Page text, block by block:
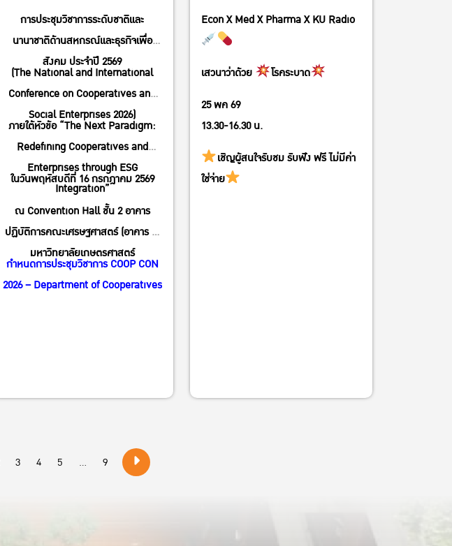
Enterprises 2026) ภายใต้หัวข้อ “The
Next Paradigm: Redefining
Cooperatives and Enterprises
through ESG Integration”
การประชุมวิชาการระดับชาติและ
นานาชาติด้านสหกรณ์และธุรกิจเพื่อ
สังคม ประจำปี 2569
(The National and International
Conference on Cooperatives and
Social Enterprises 2026)
ภายใต้หัวข้อ “The Next Paradigm:
Redefining Cooperatives and
Enterprises through ESG
Integration”
ในวันพฤหัสบดีที่ 16 กรกฎาคม 2569
ณ Convention Hall ชั้น 2 อาคาร
ปฏิบัติการคณะเศรษฐศาสตร์ (อาคาร 5)
มหาวิทยาลัยเกษตรศาสตร์
กำหนดการประชุมวิชาการ COOP CON
2026 – Department of Cooperatives
Econ X Med X Pharma X KU Radio
เสวนาว่าด้วย
โรคระบาด
25 พค 69
13.30-16.30 น.
เชิญผู้สนใจรับชม รับฟัง ฟรี ไม่มีค่า
ใช่จ่าย
3 4 5 ... 9